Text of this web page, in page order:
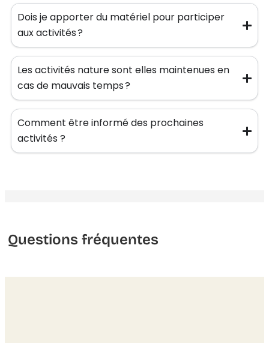
Dois je apporter du matériel pour participer
aux activités ?
Les activités nature sont elles maintenues en
cas de mauvais temps ?
Comment être informé des prochaines
activités ?
Questions fréquentes